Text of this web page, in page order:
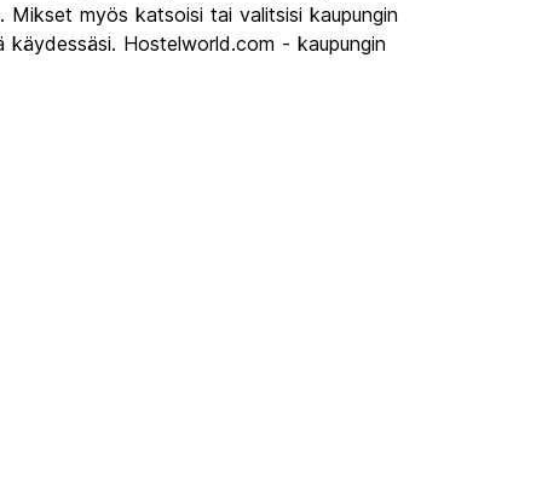
Mikset myös katsoisi tai valitsisi kaupungin
Hostelworld.com - kaupungin